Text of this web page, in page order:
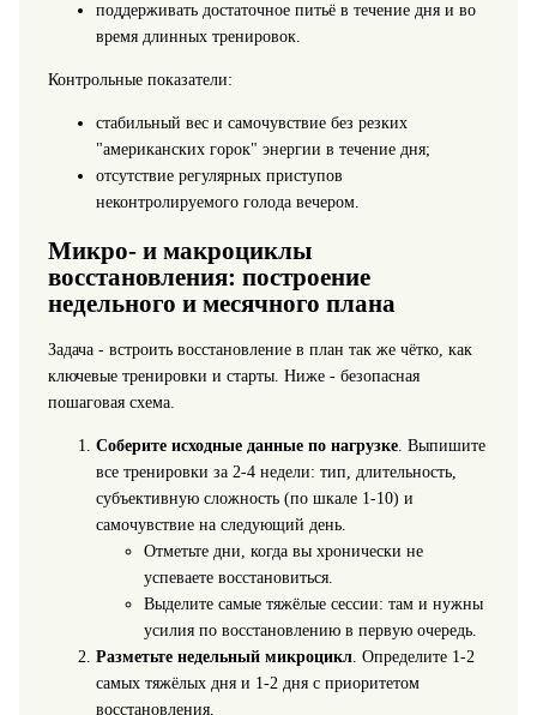
поддерживать достаточное питьё в течение дня и во
время длинных тренировок.
Контрольные показатели:
стабильный вес и самочувствие без резких
"американских горок" энергии в течение дня;
отсутствие регулярных приступов
неконтролируемого голода вечером.
Микро- и макроциклы
восстановления: построение
недельного и месячного плана
Задача - встроить восстановление в план так же чётко, как
ключевые тренировки и старты. Ниже - безопасная
пошаговая схема.
Соберите исходные данные по нагрузке. Выпишите
все тренировки за 2-4 недели: тип, длительность,
субъективную сложность (по шкале 1-10) и
самочувствие на следующий день.
Отметьте дни, когда вы хронически не
успеваете восстановиться.
Выделите самые тяжёлые сессии: там и нужны
усилия по восстановлению в первую очередь.
Разметьте недельный микроцикл. Определите 1-2
самых тяжёлых дня и 1-2 дня с приоритетом
восстановления.